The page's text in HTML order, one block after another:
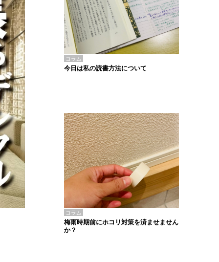
コラム
今日は私の読書方法について
コラム
梅雨時期前にホコリ対策を済ませません
か？